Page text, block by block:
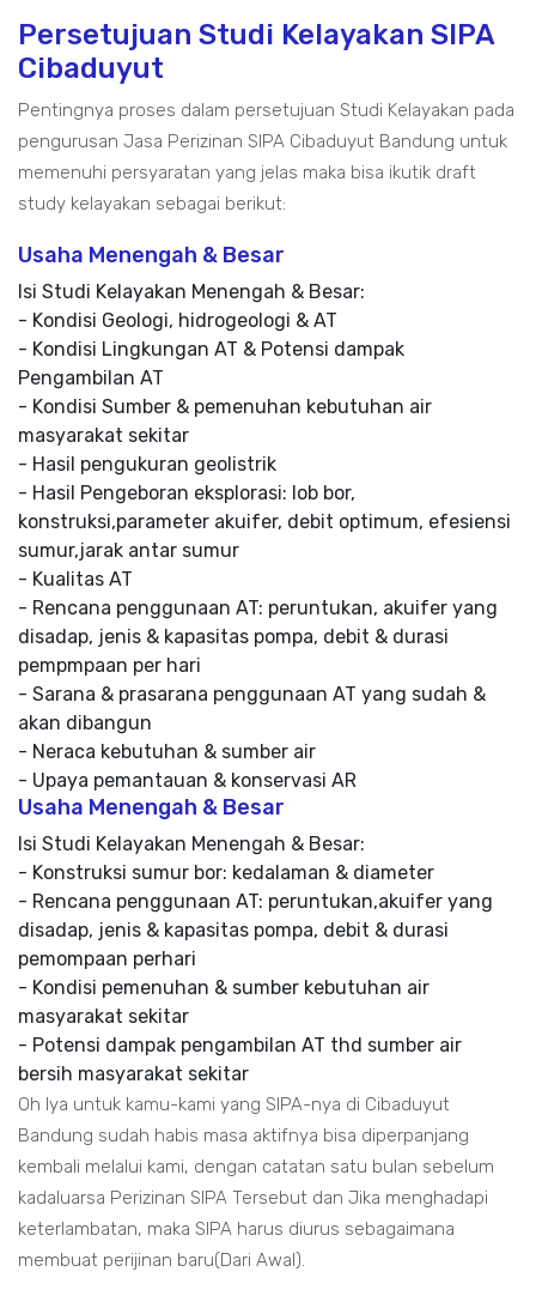
Persetujuan Studi Kelayakan SIPA
Cibaduyut
Pentingnya proses dalam persetujuan Studi Kelayakan pada
pengurusan Jasa Perizinan SIPA Cibaduyut Bandung untuk
memenuhi persyaratan yang jelas maka bisa ikutik draft
study kelayakan sebagai berikut:
Usaha Menengah & Besar
Isi Studi Kelayakan Menengah & Besar:
- Kondisi Geologi, hidrogeologi & AT
- Kondisi Lingkungan AT & Potensi dampak
Pengambilan AT
- Kondisi Sumber & pemenuhan kebutuhan air
masyarakat sekitar
- Hasil pengukuran geolistrik
- Hasil Pengeboran eksplorasi: lob bor,
konstruksi,parameter akuifer, debit optimum, efesiensi
sumur,jarak antar sumur
- Kualitas AT
- Rencana penggunaan AT: peruntukan, akuifer yang
disadap, jenis & kapasitas pompa, debit & durasi
pempmpaan per hari
- Sarana & prasarana penggunaan AT yang sudah &
akan dibangun
- Neraca kebutuhan & sumber air
- Upaya pemantauan & konservasi AR
Usaha Menengah & Besar
Isi Studi Kelayakan Menengah & Besar:
- Konstruksi sumur bor: kedalaman & diameter
- Rencana penggunaan AT: peruntukan,akuifer yang
disadap, jenis & kapasitas pompa, debit & durasi
pemompaan perhari
- Kondisi pemenuhan & sumber kebutuhan air
masyarakat sekitar
- Potensi dampak pengambilan AT thd sumber air
bersih masyarakat sekitar
Oh Iya untuk kamu-kami yang SIPA-nya di Cibaduyut
Bandung sudah habis masa aktifnya bisa diperpanjang
kembali melalui kami, dengan catatan satu bulan sebelum
kadaluarsa Perizinan SIPA Tersebut dan Jika menghadapi
keterlambatan, maka SIPA harus diurus sebagaimana
membuat perijinan baru(Dari Awal).